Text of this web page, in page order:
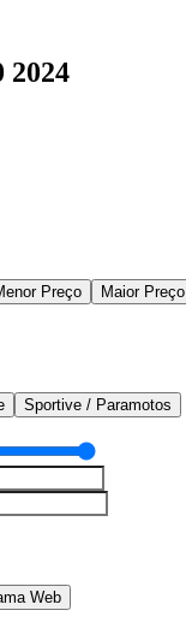
2024
Preço Maior Preço
Sportive / Paramotos
Web